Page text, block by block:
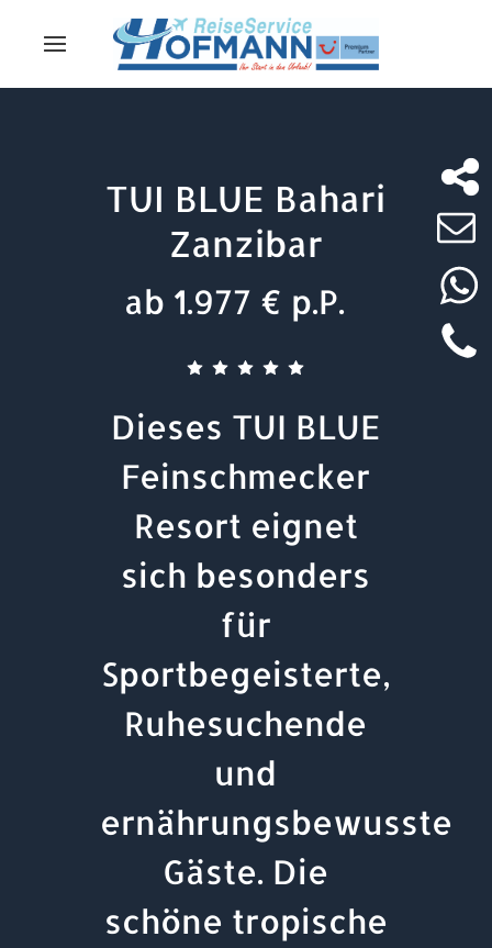
TUI BLUE Bahari
Zanzibar
ab 1.977 € p.P.
Dieses TUI BLUE
Feinschmecker
Resort eignet
sich besonders
für
Sportbegeisterte,
Ruhesuchende
und
ernährungsbewusste
Gäste. Die
schöne tropische